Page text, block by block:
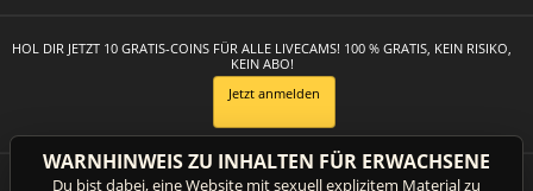
HOL DIR JETZT 10 GRATIS-COINS FÜR ALLE LIVECAMS! 100 % GRATIS, KEIN RISIKO,
KEIN ABO!
Jetzt anmelden
WARNHINWEIS ZU INHALTEN FÜR ERWACHSENE
Du bist dabei, eine Website mit sexuell explizitem Material zu